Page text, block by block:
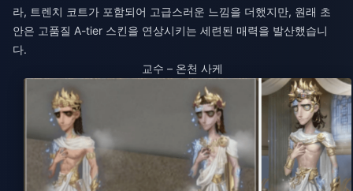
라, 트렌치 코트가 포함되어 고급스러운 느낌을 더했지만, 원래 초
안은 고품질 A-tier 스킨을 연상시키는 세련된 매력을 발산했습니
다.
교수 – 온천 사케